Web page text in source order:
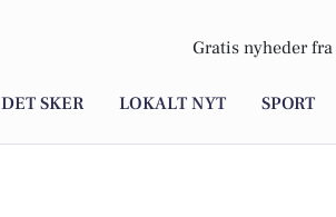
Gratis nyheder fra
DET SKER LOKALT NYT SPORT